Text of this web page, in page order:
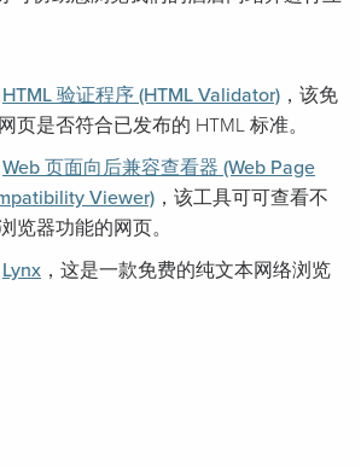
HTML 验证程序 (HTML Validator) ，该免
页是否符合已发布的 HTML 标准。
Web 页面向后兼容查看器 (Web Page
Viewer) ，该工具可可查看不
览器功能的网页。
Lynx ，这是一款免费的纯文本网络浏览